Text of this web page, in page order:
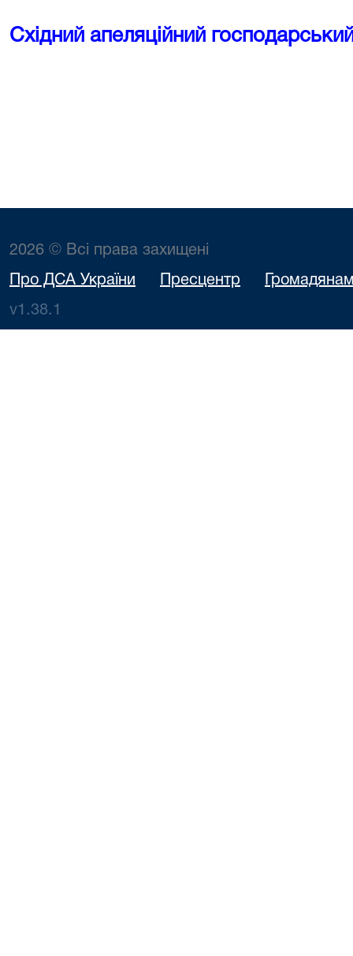
Східний апеляційний
2026 © Всі права захищені
Про ДСА України Пресцентр
v1.38.1